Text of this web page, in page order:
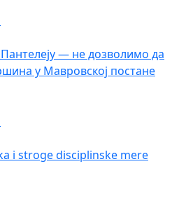
— не дозволимо да
у Мавровској постане
i stroge disciplinske mere